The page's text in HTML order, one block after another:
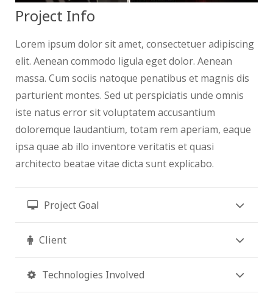
Project Info
Lorem ipsum dolor sit amet, consectetuer adipiscing
elit. Aenean commodo ligula eget dolor. Aenean
massa. Cum sociis natoque penatibus et magnis dis
parturient montes. Sed ut perspiciatis unde omnis
iste natus error sit voluptatem accusantium
doloremque laudantium, totam rem aperiam, eaque
ipsa quae ab illo inventore veritatis et quasi
architecto beatae vitae dicta sunt explicabo.
Project Goal
Client
Technologies Involved